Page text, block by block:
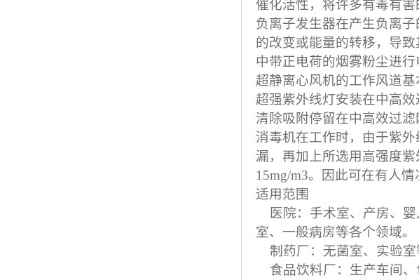
催化活性，将许多有毒有
负离子发生器在产生负离
的改变或能量的转移，导
中带正电荷的烟雾粉尘进行
超静离心风机的工作风道
超强紫外线灯安装在中高
清除吸附停留在中高效过
消毒机在工作时，由于紫
漏，再加上所选用高强度
15mg/m3。因此可在有人情
适用范围
医院：手术室、产房、婴
室、一般病房等各个领域。
制药厂：无菌室、实验室
食品饮料厂：生产车间、